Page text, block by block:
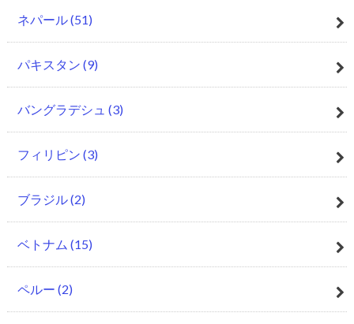
ネパール(51)
パキスタン (9)
バングラデシュ (3)
フィリピン (3)
ブラジル(2)
ベトナム (15)
ペルー (2)